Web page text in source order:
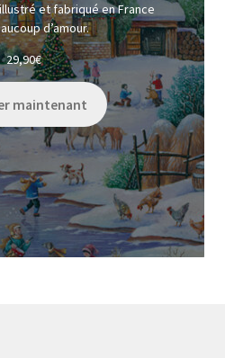
et fabriqué en France
d’amour.
29,90€
maintenant